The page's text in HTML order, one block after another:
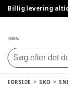
Billig levering
MENU
FORSIDE SKO